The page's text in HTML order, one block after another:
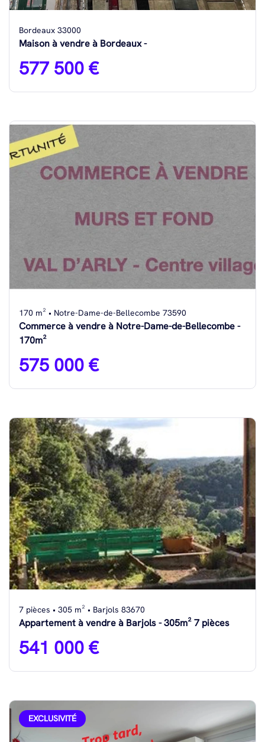
Bordeaux 33000
Maison à vendre à Bordeaux -
577 500 €
170 m² • Notre-Dame-de-Bellecombe 73590
Commerce à vendre à Notre-Dame-de-Bellecombe -
170m²
575 000 €
7 pièces • 305 m² • Barjols 83670
Appartement à vendre à Barjols - 305m² 7 pièces
541 000 €
EXCLUSIVITÉ